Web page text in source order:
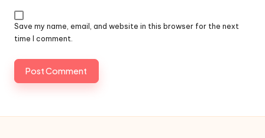
Save my name, email, and website in this browser for the next
time I comment.